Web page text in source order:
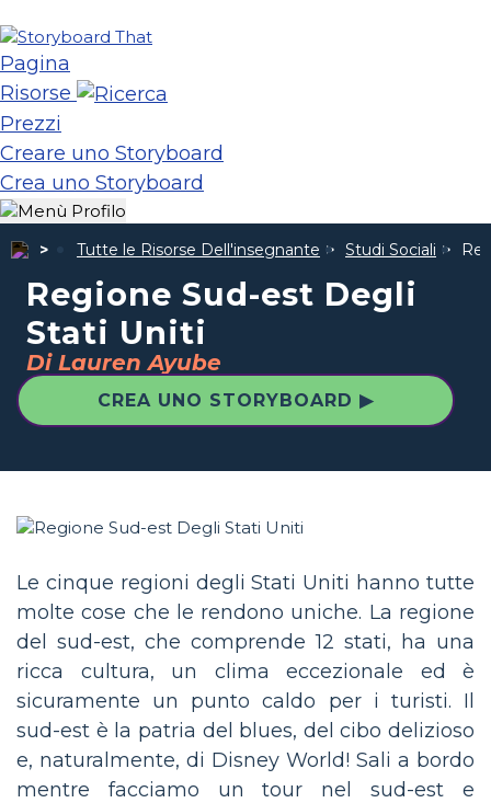
Pagina
Risorse
Prezzi
Creare uno Storyboard
Crea uno Storyboard
Tutte le Risorse Dell'insegnante Studi Sociali
Regione Sud-est Degli
Stati Uniti
Di Lauren Ayube
CREA UNO STORYBOARD ▶
Le cinque regioni degli Stati Uniti hanno tutte
molte cose che le rendono uniche. La regione
del sud-est, che comprende 12 stati, ha una
ricca cultura, un clima eccezionale ed è
sicuramente un punto caldo per i turisti. Il
sud-est è la patria del blues, del cibo delizioso
e, naturalmente, di Disney World! Sali a bordo
mentre facciamo un tour nel sud-est e